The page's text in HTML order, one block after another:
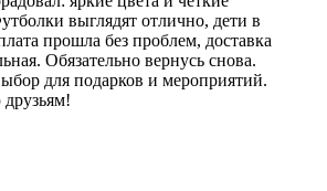
выглядят отлично, дети в
прошла без проблем, доставка
Обязательно вернусь снова.
для подарков и мероприятий.